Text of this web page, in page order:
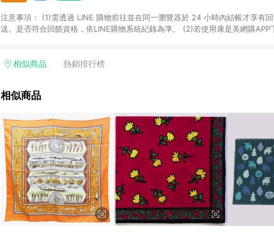
注意事項：​ (1)需透過 LINE 購物前往並在同一瀏覽器於 24 小時內結帳才享有
送。​是否符合回饋資格，依LINE購物系統紀錄為準。 (2)若使用康是美網購
「LINE購物通知」之官方帳號訊息通知。亦可於LINE購物網站或APP中的「我
相似商品 熱銷排行榜
相似商品